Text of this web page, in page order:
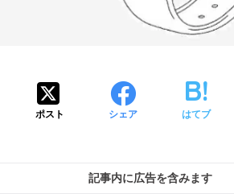
ポスト シェア はてブ
記事内に広告を含みます